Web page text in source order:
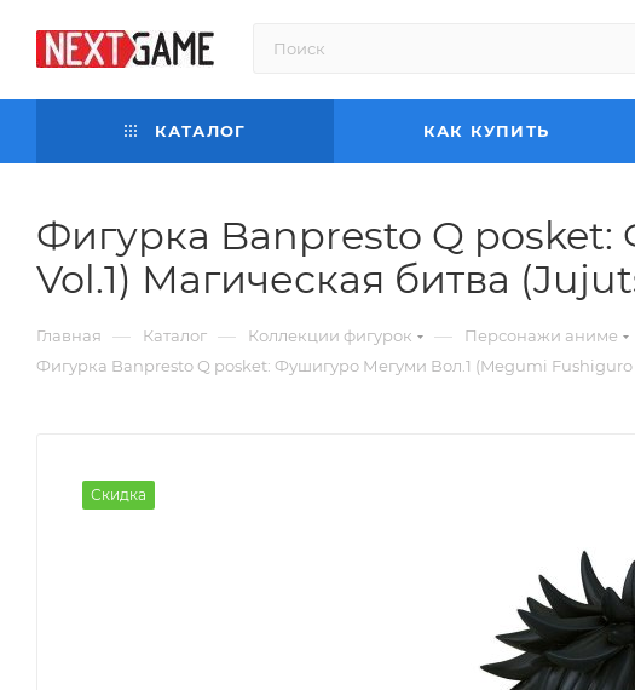
КАТАЛОГ КАК КУПИТЬ
Фигурка Banpresto Q
Vol.1) Магическая битва
Главная — Каталог — Коллекции фигурок — Персонажи аниме
Фигурка Banpresto Q posket: Фушигуро Мегуми Вол.1 (Megumi Fushiguro
Скидка